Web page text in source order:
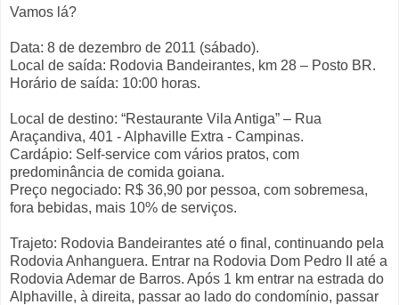
Vamos lá?
Data: 8 de dezembro de 2011 (sábado).
Local de saída: Rodovia Bandeirantes, km 28 – Posto BR.
Horário de saída: 10:00 horas.
Local de destino: “Restaurante Vila Antiga” – Rua
Araçandiva, 401 - Alphaville Extra - Campinas.
Cardápio: Self-service com vários pratos, com
predominância de comida goiana.
Preço negociado: R$ 36,90 por pessoa, com sobremesa,
fora bebidas, mais 10% de serviços.
Trajeto: Rodovia Bandeirantes até o final, continuando pela
Rodovia Anhanguera. Entrar na Rodovia Dom Pedro II até a
Rodovia Ademar de Barros. Após 1 km entrar na estrada do
Alphaville, à direita, passar ao lado do condomínio, passar